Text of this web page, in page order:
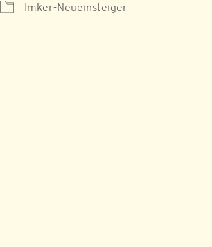
iCalendar
Imker-Neueinsteiger